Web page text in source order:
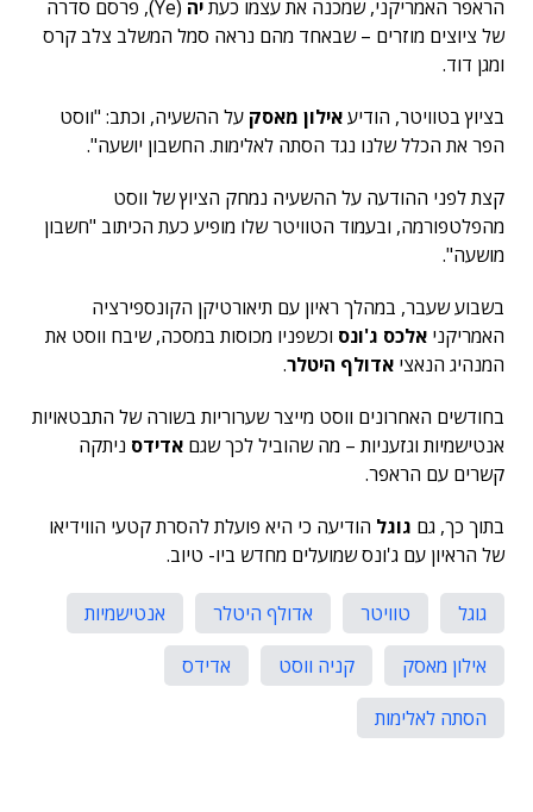
הראפר האמריקני, שמכנה את עצמו כעתיה
(Ye), פרסם סדרה
של ציוצים מוזרים – שבאחד מהם נראה סמל המשלב צלב קרס
ומגן דוד.
בציוץ בטוויטר, הודיעאילון מאסק על ההשעיה, וכתב: "ווסט
הפר את הכלל שלנו נגד הסתה לאלימות. החשבון יושעה".
קצת לפני ההודעה על ההשעיה נמחק הציוץ של ווסט
מהפלטפורמה, ובעמוד הטוויטר שלו מופיע כעת הכיתוב "חשבון
מושעה".
בשבוע שעבר, במהלך ראיון עם תיאורטיקן הקונספירציה
האמריקני אלכס ג'ונס וכשפניו מכוסות במסכה, שיבח ווסט את
המנהיג הנאצי אדולף היטלר.
בחודשים האחרונים ווסט מייצר שערוריות בשורה של התבטאויות
אנטישמיות וגזעניות – מה שהוביל לכך שגם אדידס ניתקה
קשרים עם הראפר.
בתוך כך, גם גוגל הודיעה כי היא פועלת להסרת קטעי הווידיאו
של הראיון עם ג'ונס שמועלים מחדש ביו- טיוב.
גוגל טוויטר אדולף היטלר
אנטישמיות
אילון מאסק
קניה ווסט
אדידס
הסתה לאלימות